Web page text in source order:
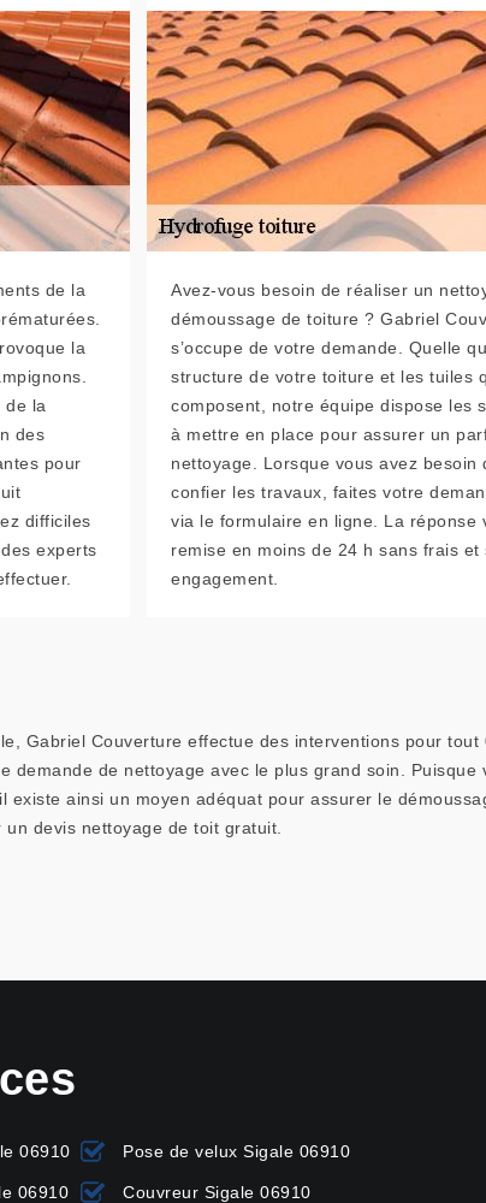
de la
la
de la
des
pour
difficiles
experts
Avez-vous besoin de réaliser un
démoussage de toiture ? Gabriel
s’occupe de votre demande. Quelle
structure de votre toiture et les tuiles
composent, notre équipe dispose les
à mettre en place pour assurer un
nettoyage. Lorsque vous avez besoin
confier les travaux, faites votre
via le formulaire en ligne. La réponse
remise en moins de 24 h sans frais et
engagement.
Gabriel Couverture effectue des interventions pour tout
demande de nettoyage avec le plus grand soin. Puisque
ainsi un moyen adéquat pour assurer le
devis nettoyage de toit gratuit.
06910
06910
Pose de velux Sigale 06910
Couvreur Sigale 06910